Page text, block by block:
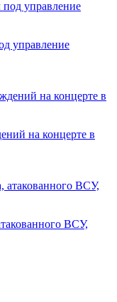
управление
на концерте в
ВСУ,